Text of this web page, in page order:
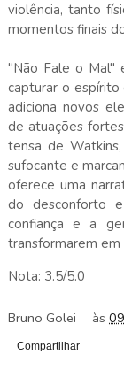
violência, tanto
momentos finais
"Não Fale o Mal"
capturar o
adiciona novos
de atuações
tensa de
sufocante e
oferece uma
do desconforto
confiança e a
transformarem
Nota: 3.5/5.0
Bruno Golei às
Compartilhar